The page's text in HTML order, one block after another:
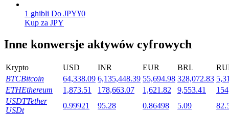
Stawianie
Wysokie zyski i natychmiastowy dostęp
1 ghibli Do JPY¥0
Kup za JPY
Inne konwersje aktywów cyfrowych
Krypto USD INR EUR BRL
BTCBitcoin 64,338.09 6,135,448.39 55,694.98 328,072.83
ETHEthereum 1,873.51 178,663.07 1,621.82 9,553.41
USDTTether
USDt
0.99921 95.28 0.86498 5.09